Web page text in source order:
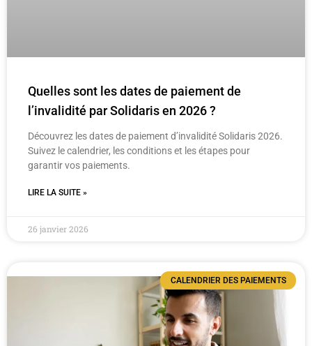
Quelles sont les dates de paiement de
l’invalidité par Solidaris en 2026 ?
Découvrez les dates de paiement d’invalidité Solidaris 2026.
Suivez le calendrier, les conditions et les étapes pour
garantir vos paiements.
LIRE LA SUITE »
26 janvier 2026
CALENDRIER DES PAIEMENTS